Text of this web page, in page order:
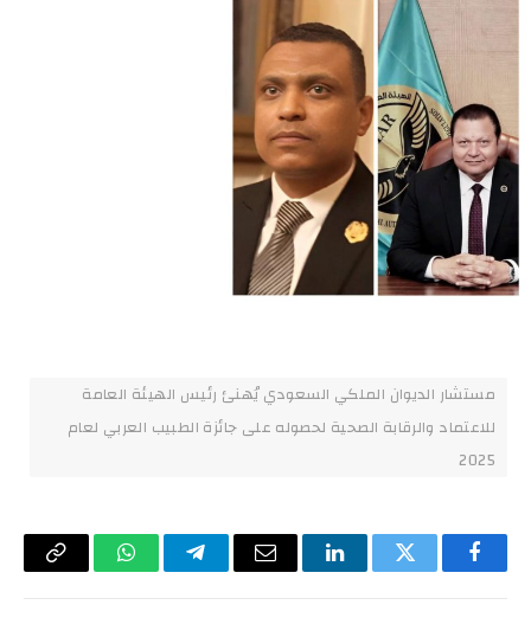
مستشار الديوان الملكي السعودي يُهنئ رئيس الهيئة العامة
للاعتماد والرقابة الصحية لحصوله على جائزة الطبيب العربي لعام
2025
فيسبوكتويتر لينكدإن البريد
تيلقرام واتسابCopy